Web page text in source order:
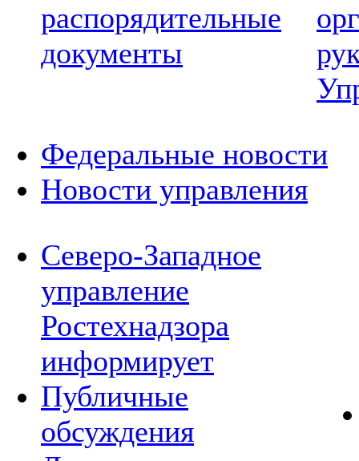
распорядительные
документы
Федеральные новости
Новости управления
Северо-Западное
управление
Ростехнадзора
информирует
Публичные
обсуждения